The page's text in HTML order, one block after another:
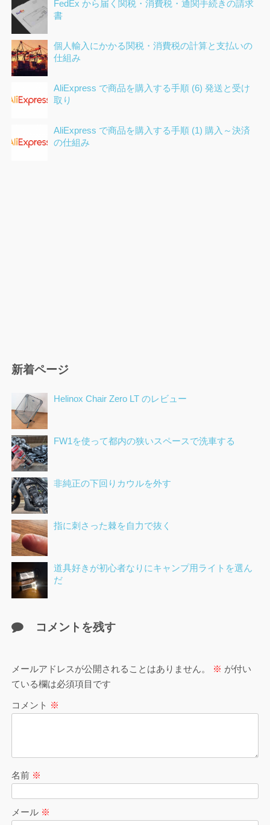
FedEx から届く関税・消費税・通関手続きの請求
書
個人輸入にかかる関税・消費税の計算と支払いの
仕組み
AliExpress で商品を購入する手順 (6) 発送と受け
取り
AliExpress で商品を購入する手順 (1) 購入～決済
の仕組み
新着ページ
Helinox Chair Zero LT のレビュー
FW1を使って都内の狭いスペースで洗車する
非純正の下回りカウルを外す
指に刺さった棘を自力で抜く
道具好きが初心者なりにキャンプ用ライトを選ん
だ
コメントを残す
メールアドレスが公開されることはありません。 ※ が付い
ている欄は必須項目です
コメント ※
名前 ※
メール ※